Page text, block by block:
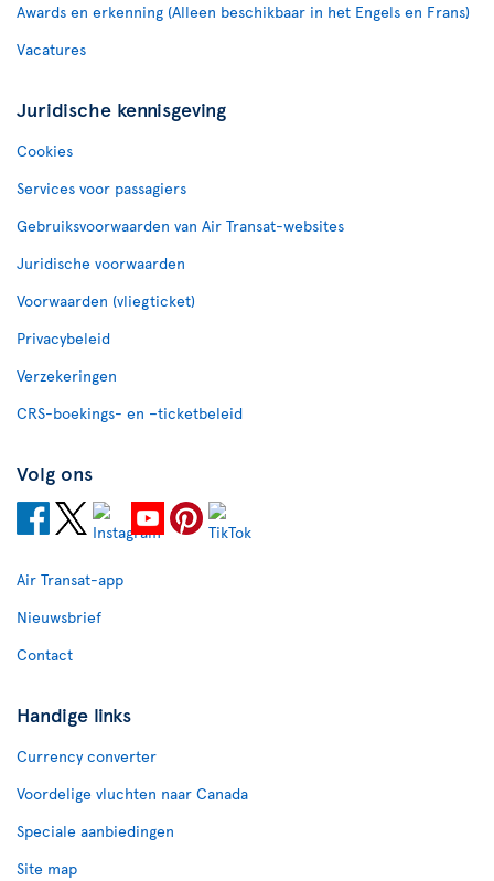
Awards en erkenning (Alleen beschikbaar in het Engels en Frans)
Vacatures
Juridische kennisgeving
Cookies
Services voor passagiers
Gebruiksvoorwaarden van Air Transat-websites
Juridische voorwaarden
Voorwaarden (vliegticket)
Privacybeleid
Verzekeringen
CRS-boekings- en –ticketbeleid
Volg ons
Air Transat-app
Nieuwsbrief
Contact
Handige links
Currency converter
Voordelige vluchten naar Canada
Speciale aanbiedingen
Site map